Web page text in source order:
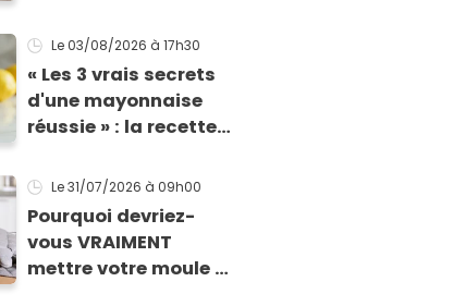
tomate parfaitement
croustillante
Le 03/08/2026 à 17h30
« Les 3 vrais secrets
d'une mayonnaise
réussie » : la recette
2 minutes et bien
meilleure pour la
santé
Le 31/07/2026 à 09h00
Pourquoi devriez-
vous VRAIMENT
mettre votre moule à